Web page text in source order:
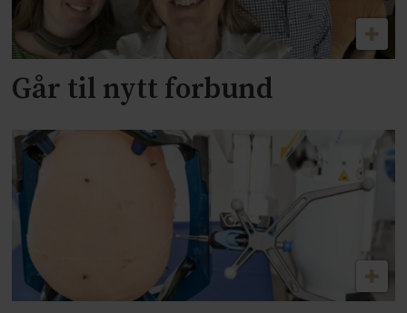
Går til nytt forbund